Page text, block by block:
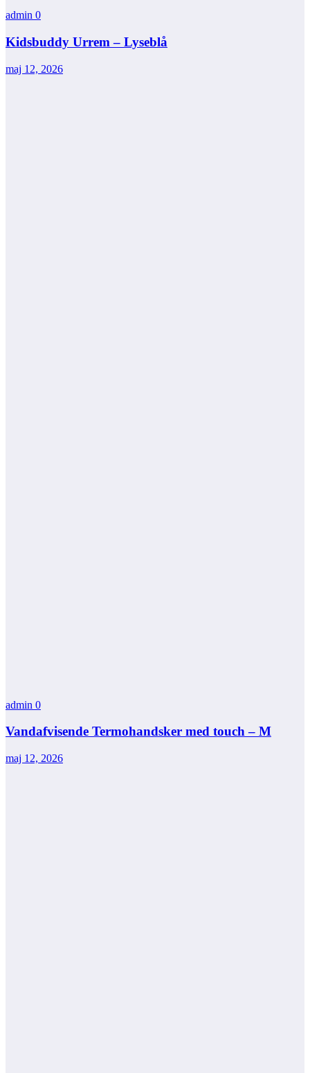
admin 0
Kidsbuddy Urrem – Lyseblå
maj 12, 2026
admin 0
Vandafvisende Termohandsker med touch – M
maj 12, 2026